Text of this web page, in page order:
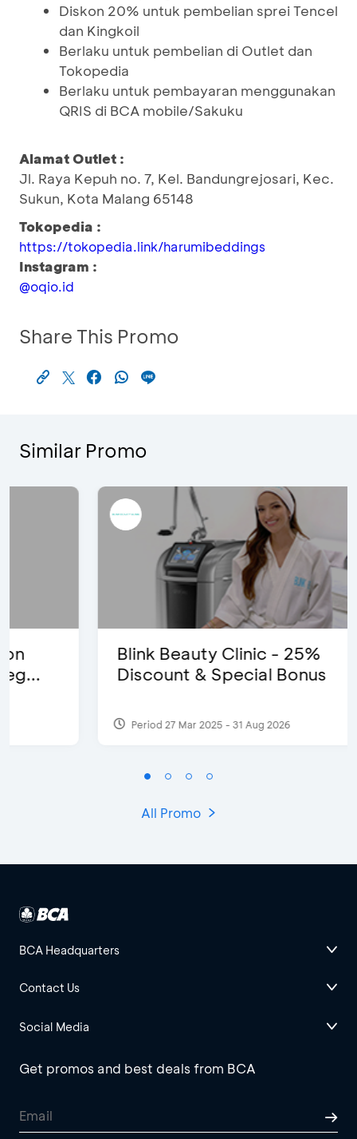
Diskon 20% untuk pembelian sprei Tencel
dan Kingkoil
Berlaku untuk pembelian di Outlet dan
Tokopedia
Berlaku untuk pembayaran menggunakan
QRIS di BCA mobile/Sakuku
Alamat Outlet :
Jl. Raya Kepuh no. 7, Kel. Bandungrejosari, Kec.
Sukun, Kota Malang 65148
Tokopedia :
https://tokopedia.link/harumibeddings
Instagram :
@oqio.id
Share This Promo
Similar Promo
Blink Beauty Clinic - 25%
Discount & Special Bonus
Period 27 Mar 2025 - 31 Aug 2026
All Promo
BCA Headquarters
Contact Us
Social Media
Get promos and best deals from BCA